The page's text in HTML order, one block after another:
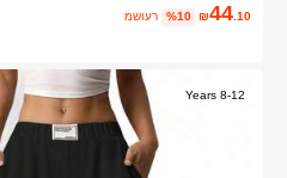
₪44.10
%10 משוער
8-12 Years